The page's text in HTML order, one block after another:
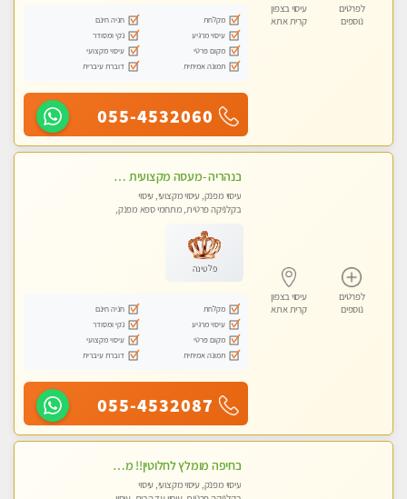
לפרטים
נוספים
עיסוי בצפון
קרית אתא
מקלחת
חניה חינם
עיסוי מרגיע
נקי ומסודר
מקום פרטי
עיסוי מקצועי
תמונה אמיתית
דוברת עיברית
055-4532060
לפרטים
נוספים
עיסוי בצפון
קרית אתא
בנהריה -מעסה מקצועית צעירה ואיכותית לעיסוי מרגיע ומפנק VIP-מומלץ לחלוטין! פרטי! ​​​​​​ Highly recommended
עיסוי מפנק, עיסוי מקצועי, עיסוי
בקלניקה פרטית, מתחמי ספא מפנק,
פלטינה
מקלחת
חניה חינם
עיסוי מרגיע
נקי ומסודר
מקום פרטי
עיסוי מקצועי
תמונה אמיתית
דוברת עיברית
055-4532087
בחיפה מומלץ לחלוטין!! מעסה יפה איכותית מקצועית ומפנקת מאוד פרטי מומלץ בחום.עיסוי מפנק מאוווד.
עיסוי מפנק, עיסוי מקצועי, עיסוי